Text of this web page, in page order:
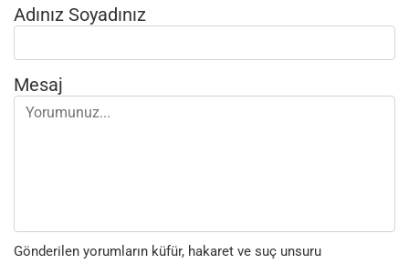
Adınız Soyadınız
Mesaj
Gönderilen yorumların küfür, hakaret ve suç unsuru